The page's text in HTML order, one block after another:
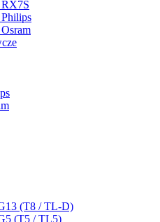
(T8 / TL-D)
(T5 / TL5)